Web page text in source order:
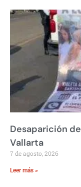
Desaparición
Vallarta
7 de agosto, 2026
Leer más »